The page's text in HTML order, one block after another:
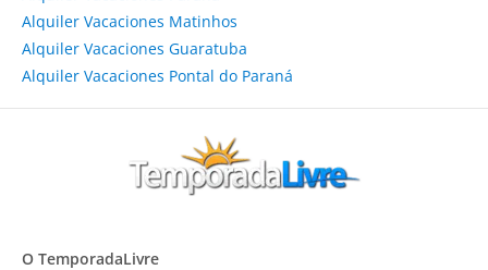
Alquiler Vacaciones Matinhos
Alquiler Vacaciones Guaratuba
Alquiler Vacaciones Pontal do Paraná
O TemporadaLivre